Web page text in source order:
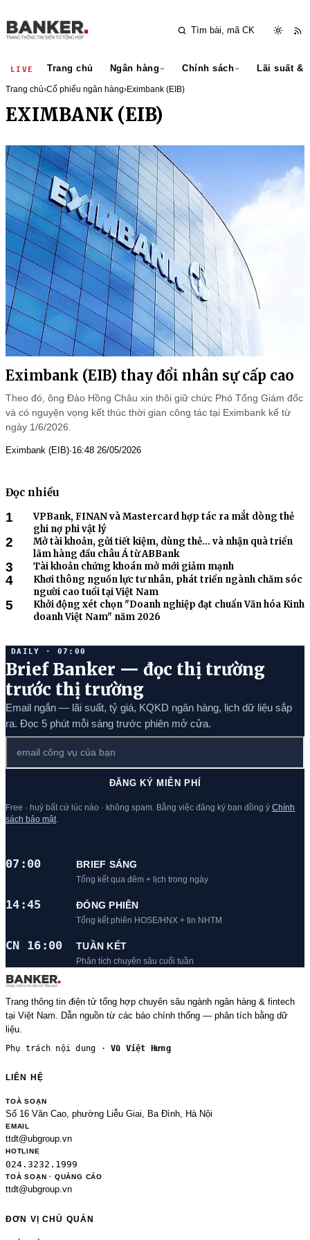
LIVE Trang chủ Ngân hàng Chính sách Lãi suất &
Trang chủ›Cổ phiếu ngân hàng›Eximbank (EIB)
EXIMBANK (EIB)
Eximbank (EIB) thay đổi nhân sự cấp cao
Theo đó, ông Đào Hồng Châu xin thôi giữ chức Phó Tổng Giám đốc
và có nguyện vọng kết thúc thời gian công tác tại Eximbank kể từ
ngày 1/6/2026.
Eximbank (EIB)·16:48 26/05/2026
Đọc nhiều
1
VPBank, FINAN và Mastercard hợp tác ra mắt dòng thẻ
ghi nợ phi vật lý
2
Mở tài khoản, gửi tiết kiệm, dùng thẻ… và nhận quà triển
lãm hàng đầu châu Á từ ABBank
3 Tài khoản chứng khoán mở mới giảm mạnh
4
Khơi thông nguồn lực tư nhân, phát triển ngành chăm sóc
người cao tuổi tại Việt Nam
5
Khởi động xét chọn "Doanh nghiệp đạt chuẩn Văn hóa Kinh
doanh Việt Nam" năm 2026
DAILY · 07:00
Brief Banker — đọc thị trường
trước thị trường
Email ngắn — lãi suất, tỷ giá, KQKD ngân hàng, lịch dữ liệu sắp
ra. Đọc 5 phút mỗi sáng trước phiên mở cửa.
ĐĂNG KÝ MIỄN PHÍ
Free · huỷ bất cứ lúc nào · không spam. Bằng việc đăng ký bạn đồng ý Chính
sách bảo mật
07:00 BRIEF SÁNG
Tổng kết qua đêm + lịch trong ngày
14:45 ĐÓNG PHIÊN
Tổng kết phiên HOSE/HNX + tin NHTM
CN 16:00 TUẦN KẾT
Phân tích chuyên sâu cuối tuần
Trang thông tin điện tử tổng hợp chuyên sâu ngành ngân hàng & fintech
tại Việt Nam. Dẫn nguồn từ các báo chính thống — phân tích bằng dữ
liệu.
Phụ trách nội dung ·Vũ Việt Hưng
LIÊN HỆ
TOÀ SOẠN
Số 16 Văn Cao, phường Liễu Giai, Ba Đình, Hà Nội
EMAIL
ttdt@ubgroup.vn
HOTLINE
024.3232.1999
TOÀ SOẠN · QUẢNG CÁO
ttdt@ubgroup.vn
ĐƠN VỊ CHỦ QUẢN